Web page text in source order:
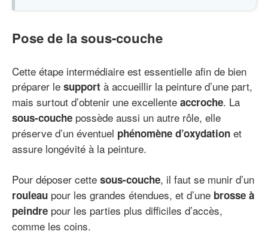
Pose de la sous-couche
Cette étape intermédiaire est essentielle afin de bien
préparer le support à accueillir la peinture d’une part,
mais surtout d’obtenir une excellente accroche. La
sous-couche possède aussi un autre rôle, elle
préserve d’un éventuel phénomène d’oxydation et
assure longévité à la peinture.
Pour déposer cette sous-couche, il faut se munir d’un
rouleau pour les grandes étendues, et d’une brosse à
peindre pour les parties plus difficiles d’accès,
comme les coins.